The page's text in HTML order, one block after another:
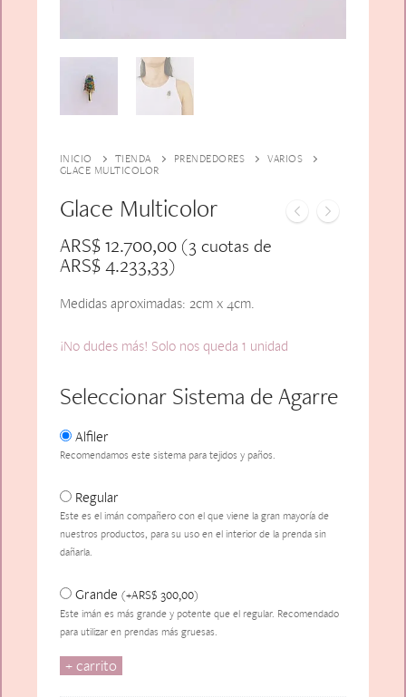
INICIO TIENDA PRENDEDORES
VARIOS
GLACE MULTICOLOR
Glace Multicolor
ARS$12.700,00(3 cuotas de
ARS$4.233,33)
Medidas aproximadas: 2cm x 4cm.
¡No dudes más! Solo nos queda 1 unidad
Seleccionar Sistema de Agarre
Alfiler
Recomendamos este sistema para tejidos y paños.
Regular
Este es el imán compañero con el que viene la gran mayoría de
nuestros productos, para su uso en el interior de la prenda sin
dañarla.
Grande (+ARS$ 300,00)
Este imán es más grande y potente que el regular. Recomendado
para utilizar en prendas más gruesas.
Glace
+ carrito